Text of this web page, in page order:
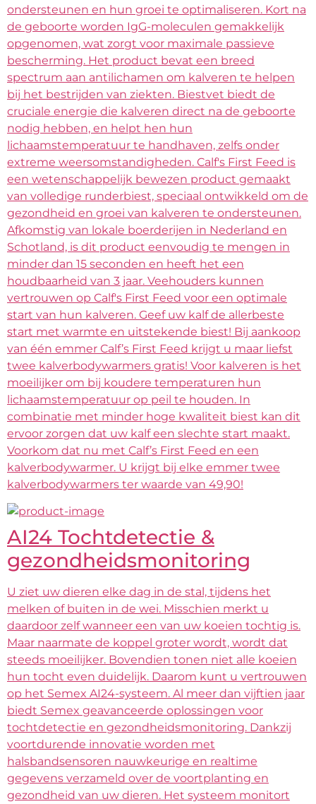
ondersteunen en hun groei te optimaliseren. Kort na
de geboorte worden IgG-moleculen gemakkelijk
opgenomen, wat zorgt voor maximale passieve
bescherming. Het product bevat een breed
spectrum aan antilichamen om kalveren te helpen
bij het bestrijden van ziekten. Biestvet biedt de
cruciale energie die kalveren direct na de geboorte
nodig hebben, en helpt hen hun
lichaamstemperatuur te handhaven, zelfs onder
extreme weersomstandigheden. Calf's First Feed is
een wetenschappelijk bewezen product gemaakt
van volledige runderbiest, speciaal ontwikkeld om de
gezondheid en groei van kalveren te ondersteunen.
Afkomstig van lokale boerderijen in Nederland en
Schotland, is dit product eenvoudig te mengen in
minder dan 15 seconden en heeft het een
houdbaarheid van 3 jaar. Veehouders kunnen
vertrouwen op Calf's First Feed voor een optimale
start van hun kalveren. Geef uw kalf de allerbeste
start met warmte en uitstekende biest! Bij aankoop
van één emmer Calf’s First Feed krijgt u maar liefst
twee kalverbodywarmers gratis! Voor kalveren is het
moeilijker om bij koudere temperaturen hun
lichaamstemperatuur op peil te houden. In
combinatie met minder hoge kwaliteit biest kan dit
ervoor zorgen dat uw kalf een slechte start maakt.
Voorkom dat nu met Calf’s First Feed en een
kalverbodywarmer. U krijgt bij elke emmer twee
kalverbodywarmers ter waarde van 49,90!
AI24 Tochtdetectie &
gezondheidsmonitoring
U ziet uw dieren elke dag in de stal, tijdens het
melken of buiten in de wei. Misschien merkt u
daardoor zelf wanneer een van uw koeien tochtig is.
Maar naarmate de koppel groter wordt, wordt dat
steeds moeilijker. Bovendien tonen niet alle koeien
hun tocht even duidelijk. Daarom kunt u vertrouwen
op het Semex AI24-systeem. Al meer dan vijftien jaar
biedt Semex geavanceerde oplossingen voor
tochtdetectie en gezondheidsmonitoring. Dankzij
voortdurende innovatie worden met
halsbandsensoren nauwkeurige en realtime
gegevens verzameld over de voortplanting en
gezondheid van uw dieren. Het systeem monitort